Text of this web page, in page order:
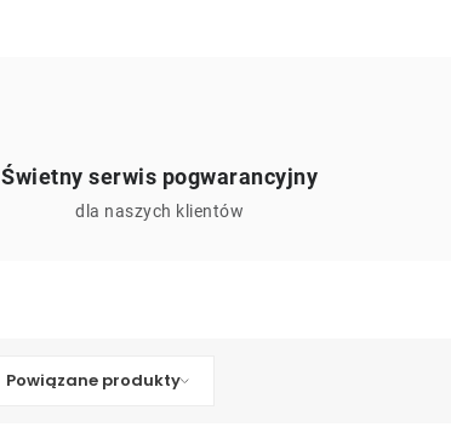
Świetny serwis pogwarancyjny
dla naszych klientów
Powiązane produkty